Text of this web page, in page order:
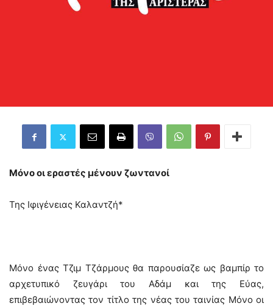
Μόνο οι εραστές μένουν ζωντανοί
Της Ιφιγένειας Καλαντζή*
Μόνο ένας Τζιμ Τζάρμους θα παρουσίαζε ως βαμπίρ το
αρχετυπικό ζευγάρι του Αδάμ και της Εύας,
επιβεβαιώνοντας τον τίτλο της νέας του ταινίας Μόνο οι